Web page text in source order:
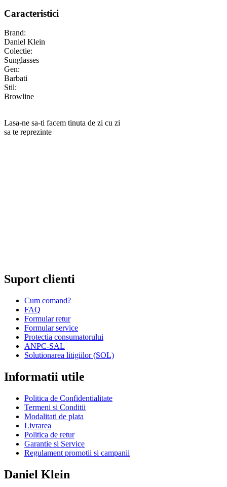
Caracteristici
Brand:
Daniel Klein
Colectie:
Sunglasses
Gen:
Barbati
Stil:
Browline
Lasa-ne sa-ti facem tinuta de zi cu zi
sa te reprezinte
Suport clienti
Cum comand?
FAQ
Formular retur
Formular service
Protectia consumatorului
ANPC-SAL
Solutionarea litigiilor (SOL)
Informatii utile
Politica de Confidentialitate
Termeni si Conditii
Modalitati de plata
Livrarea
Politica de retur
Garantie si Service
Regulament promotii si campanii
Daniel Klein